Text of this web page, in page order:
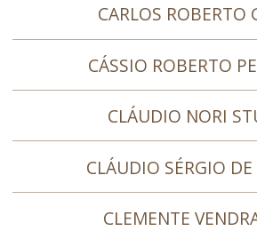
CARLOS ROBERTO
CÁSSIO ROBERTO
CLÁUDIO NORI
CLÁUDIO SÉRGIO
CLEMENTE